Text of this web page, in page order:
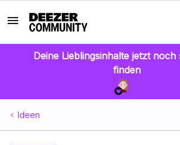
Deine Lieblingsinhalte jetzt
finden
Ideen